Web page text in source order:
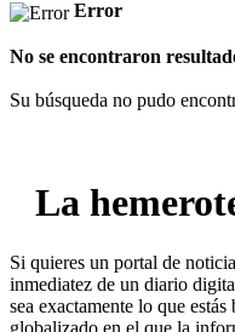
Error
No se encontraron
Su búsqueda no pudo
La
Si quieres un portal de
inmediatez de un diario
sea exactamente lo que
globalizado en el que la